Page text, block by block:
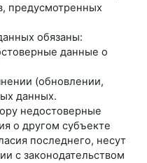
предусмотренных
обязаны:
данные о
(обновлении,
данных.
недостоверные
о другом субъекте
последнего, несут
с законодательством